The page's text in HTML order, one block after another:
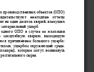
производственных объектов (ОПО)
ежегодные  отчеты
не один десяток аварий, влекущих
ущерб.
одного ОПО в  случае  ее  эскалации
масштабную  аварию,  выходящую
ся  причинением  большого  ущерба:
ущербом окружающей среде.
которые  могут  возникнуть
сырья.